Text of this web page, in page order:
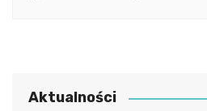
Aktualności